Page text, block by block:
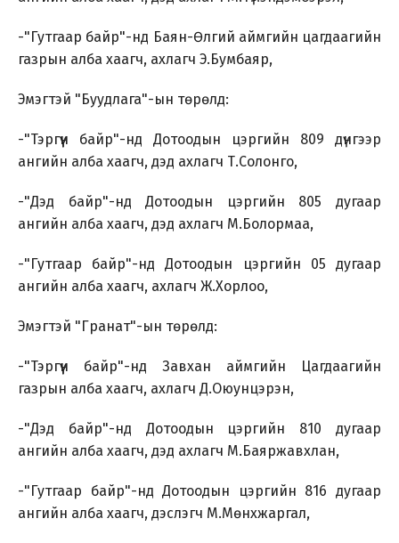
-"Гутгаар байр"-нд Баян-Өлгий аймгийн цагдаагийн
газрын алба хаагч, ахлагч Э.Бумбаяр,
Эмэгтэй "Буудлага"-ын төрөлд:
-"Тэргүүн байр"-нд Дотоодын цэргийн 809 дүнгээр
ангийн алба хаагч, дэд ахлагч Т.Солонго,
-"Дэд байр"-нд Дотоодын цэргийн 805 дугаар
ангийн алба хаагч, дэд ахлагч М.Болормаа,
-"Гутгаар байр"-нд Дотоодын цэргийн 05 дугаар
ангийн алба хаагч, ахлагч Ж.Хорлоо,
Эмэгтэй "Гранат"-ын төрөлд:
-"Тэргүүн байр"-нд Завхан аймгийн Цагдаагийн
газрын алба хаагч, ахлагч Д.Оюунцэрэн,
-"Дэд байр"-нд Дотоодын цэргийн 810 дугаар
ангийн алба хаагч, дэд ахлагч М.Баяржавхлан,
-"Гутгаар байр"-нд Дотоодын цэргийн 816 дугаар
ангийн алба хаагч, дэслэгч М.Мөнхжаргал,